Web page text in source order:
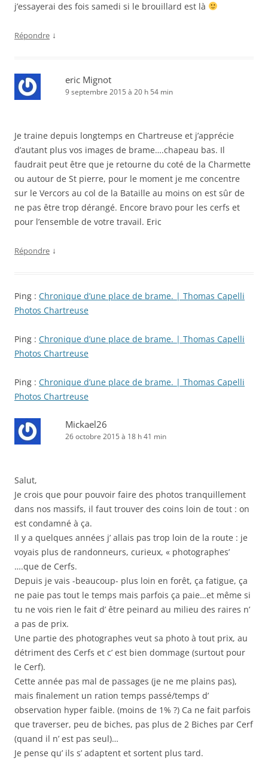
j’essayerai des fois samedi si le brouillard est là
Répondre ↓
eric Mignot
9 septembre 2015 à 20 h 54 min
Je traine depuis longtemps en Chartreuse et j’apprécie
d’autant plus vos images de brame….chapeau bas. Il
faudrait peut être que je retourne du coté de la Charmette
ou autour de St pierre, pour le moment je me concentre
sur le Vercors au col de la Bataille au moins on est sûr de
ne pas être trop dérangé. Encore bravo pour les cerfs et
pour l’ensemble de votre travail. Eric
Répondre ↓
Ping : Chronique d’une place de brame. | Thomas Capelli
Photos Chartreuse
Ping : Chronique d’une place de brame. | Thomas Capelli
Photos Chartreuse
Ping : Chronique d’une place de brame. | Thomas Capelli
Photos Chartreuse
Mickael26
26 octobre 2015 à 18 h 41 min
Salut,
Je crois que pour pouvoir faire des photos tranquillement
dans nos massifs, il faut trouver des coins loin de tout : on
est condamné à ça.
Il y a quelques années j’ allais pas trop loin de la route : je
voyais plus de randonneurs, curieux, « photographes’
….que de Cerfs.
Depuis je vais -beaucoup- plus loin en forêt, ça fatigue, ça
ne paie pas tout le temps mais parfois ça paie…et même si
tu ne vois rien le fait d’ être peinard au milieu des raires n’
a pas de prix.
Une partie des photographes veut sa photo à tout prix, au
détriment des Cerfs et c’ est bien dommage (surtout pour
le Cerf).
Cette année pas mal de passages (je ne me plains pas),
mais finalement un ration temps passé/temps d’
observation hyper faible. (moins de 1% ?) Ca ne fait parfois
que traverser, peu de biches, pas plus de 2 Biches par Cerf
(quand il n’ est pas seul)…
Je pense qu’ ils s’ adaptent et sortent plus tard.